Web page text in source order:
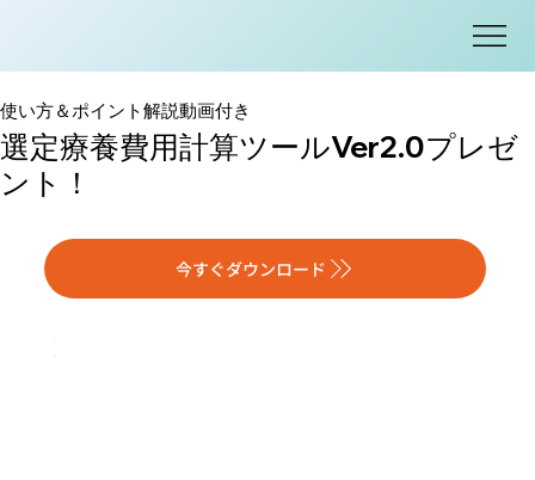
使い方＆ポイント解説動画付き
選定療養費用計算ツールVer2.0プレゼ
ント！
今すぐダウンロード